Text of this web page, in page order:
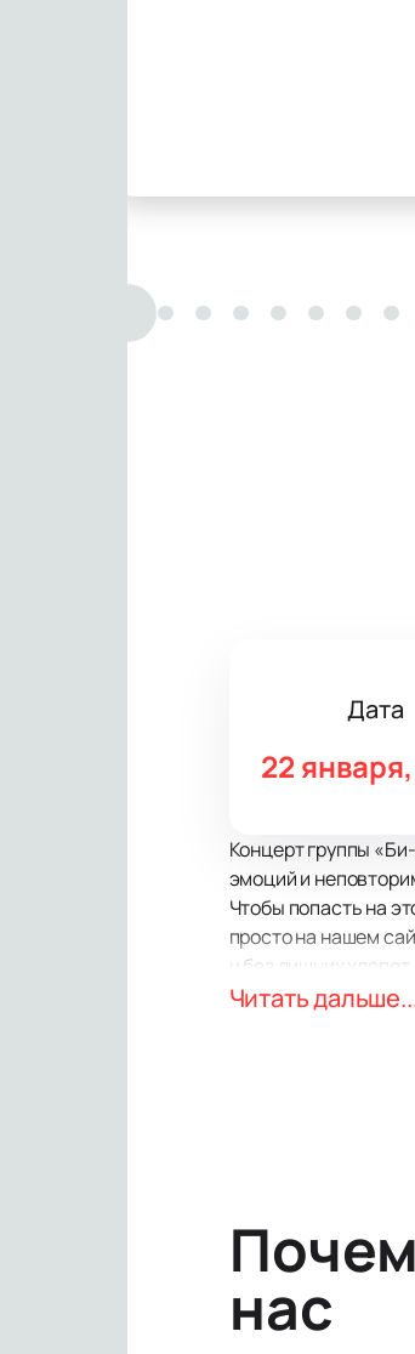
Дата
22
Концерт группы
эмоций и
Чтобы попасть на
просто на нашем
и без лишних хлопот.
Концерт группы
Билеты уже в
незабываемые
Читать
нас